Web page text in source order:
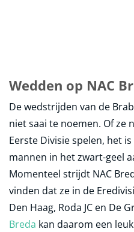
Wedden op NAC
De wedstrijden van de
niet saai te noemen. Of ze
Eerste Divisie spelen, het
mannen in het zwart-geel
Momenteel strijdt NAC
vinden dat ze in de
Den Haag, Roda JC en De
Breda kan daarom een